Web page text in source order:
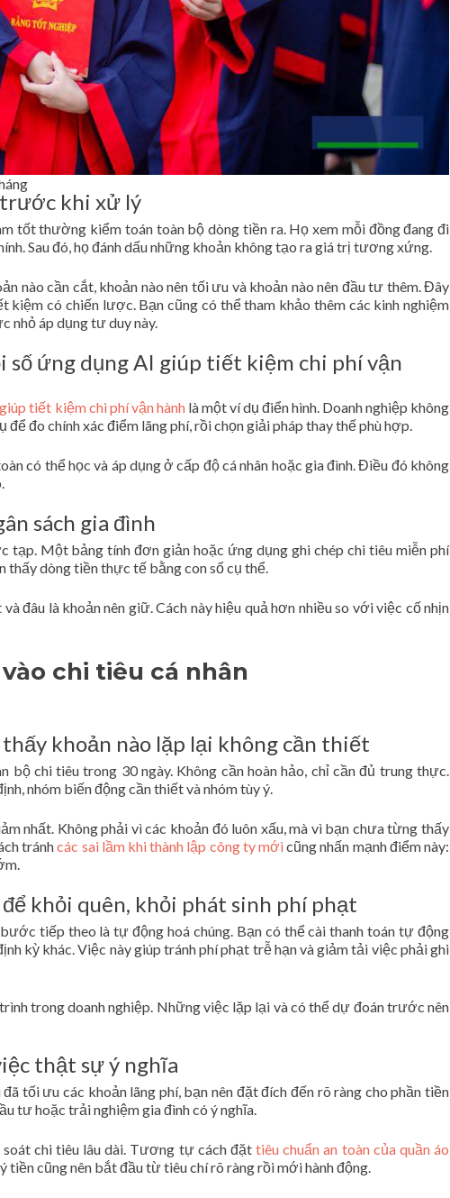
trước khi xử lý
tốt thường kiểm toán toàn bộ dòng tiền ra. Họ xem mỗi đồng đang đi
Sau đó, họ đánh dấu những khoản không tạo ra giá trị tương xứng.
nào cần cắt, khoản nào nên tối ưu và khoản nào nên đầu tư thêm. Đây
có chiến lược. Bạn cũng có thể tham khảo thêm các kinh nghiệm
nhỏ áp dụng tư duy này.
số ứng dụng AI giúp tiết kiệm chi phí vận
tiết kiệm chi phí vận hànhlà một ví dụ điển hình. Doanh nghiệp không
để đo chính xác điểm lãng phí, rồi chọn giải pháp thay thế phù hợp.
có thể học và áp dụng ở cấp độ cá nhân hoặc gia đình. Điều đó không
sách gia đình
tạp. Một bảng tính đơn giản hoặc ứng dụng ghi chép chi tiêu miễn phí
thấy dòng tiền thực tế bằng con số cụ thể.
đâu là khoản nên giữ. Cách này hiệu quả hơn nhiều so với việc cố nhịn
chi tiêu cá nhân
khoản nào lặp lại không cần thiết
bộ chi tiêu trong 30 ngày. Không cần hoàn hảo, chỉ cần đủ trung thực.
nhóm biến động cần thiết và nhóm tùy ý.
nhất. Không phải vì các khoản đó luôn xấu, mà vì bạn chưa từng thấy
tránhcác sai lầm khi thành lập công ty mớicũng nhấn mạnh điểm này:
khỏi quên, khỏi phát sinh phí phạt
tiếp theo là tự động hoá chúng. Bạn có thể cài thanh toán tự động
kỳ khác. Việc này giúp tránh phí phạt trễ hạn và giảm tải việc phải ghi
trong doanh nghiệp. Những việc lặp lại và có thể dự đoán trước nên
thật sự ý nghĩa
tối ưu các khoản lãng phí, bạn nên đặt đích đến rõ ràng cho phần tiền
tư hoặc trải nghiệm gia đình có ý nghĩa.
chi tiêu lâu dài. Tương tự cách đặttiêu chuẩn an toàn của quần áo
tiền cũng nên bắt đầu từ tiêu chí rõ ràng rồi mới hành động.